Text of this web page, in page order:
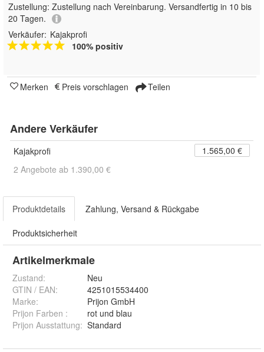
Zustellung: Zustellung nach Vereinbarung. Versandfertig in 10 bis
20 Tagen.
Verkäufer: Kajakprofi
100% positiv
Merken Preis vorschlagen Teilen
Andere Verkäufer
Kajakprofi
1.565,00 €
2 Angebote ab 1.390,00 €
Produktdetails Zahlung, Versand & Rückgabe
Produktsicherheit
Artikelmerkmale
Zustand:
Neu
GTIN / EAN:
4251015534400
Marke:
Prijon GmbH
Prijon Farben :
rot und blau
Prijon Ausstattung: Standard